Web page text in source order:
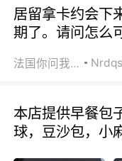
居留拿卡约会下
期了。请问怎么
法国你问我答
本店提供早餐包
球，豆沙包，小